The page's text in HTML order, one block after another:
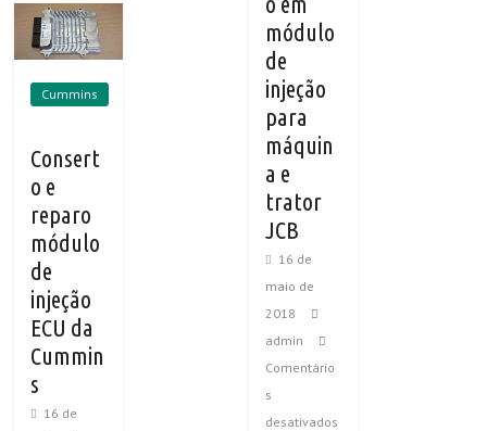
Cummins
Consert
o e
reparo
módulo
de
injeção
ECU da
Cummin
s
16 de
módulo
de
injeção
para
máquin
a e
trator
JCB
16 de
maio de
2018
admin
Comentário
s
desativados